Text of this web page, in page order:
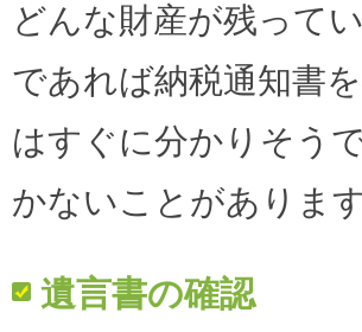
どんな財産が残って
であれば納税通知書
はすぐに分かりそう
かないことがありま
遺言書の確認